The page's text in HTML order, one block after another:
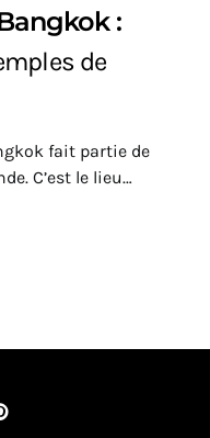
:
de
fait partie de
C’est le lieu…